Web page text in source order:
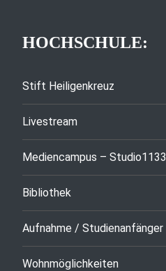
HOCHSCHULE:
Stift Heiligenkreuz
Livestream
Mediencampus – Studio1133
Bibliothek
Aufnahme / Studienanfänger
Wohnmöglichkeiten